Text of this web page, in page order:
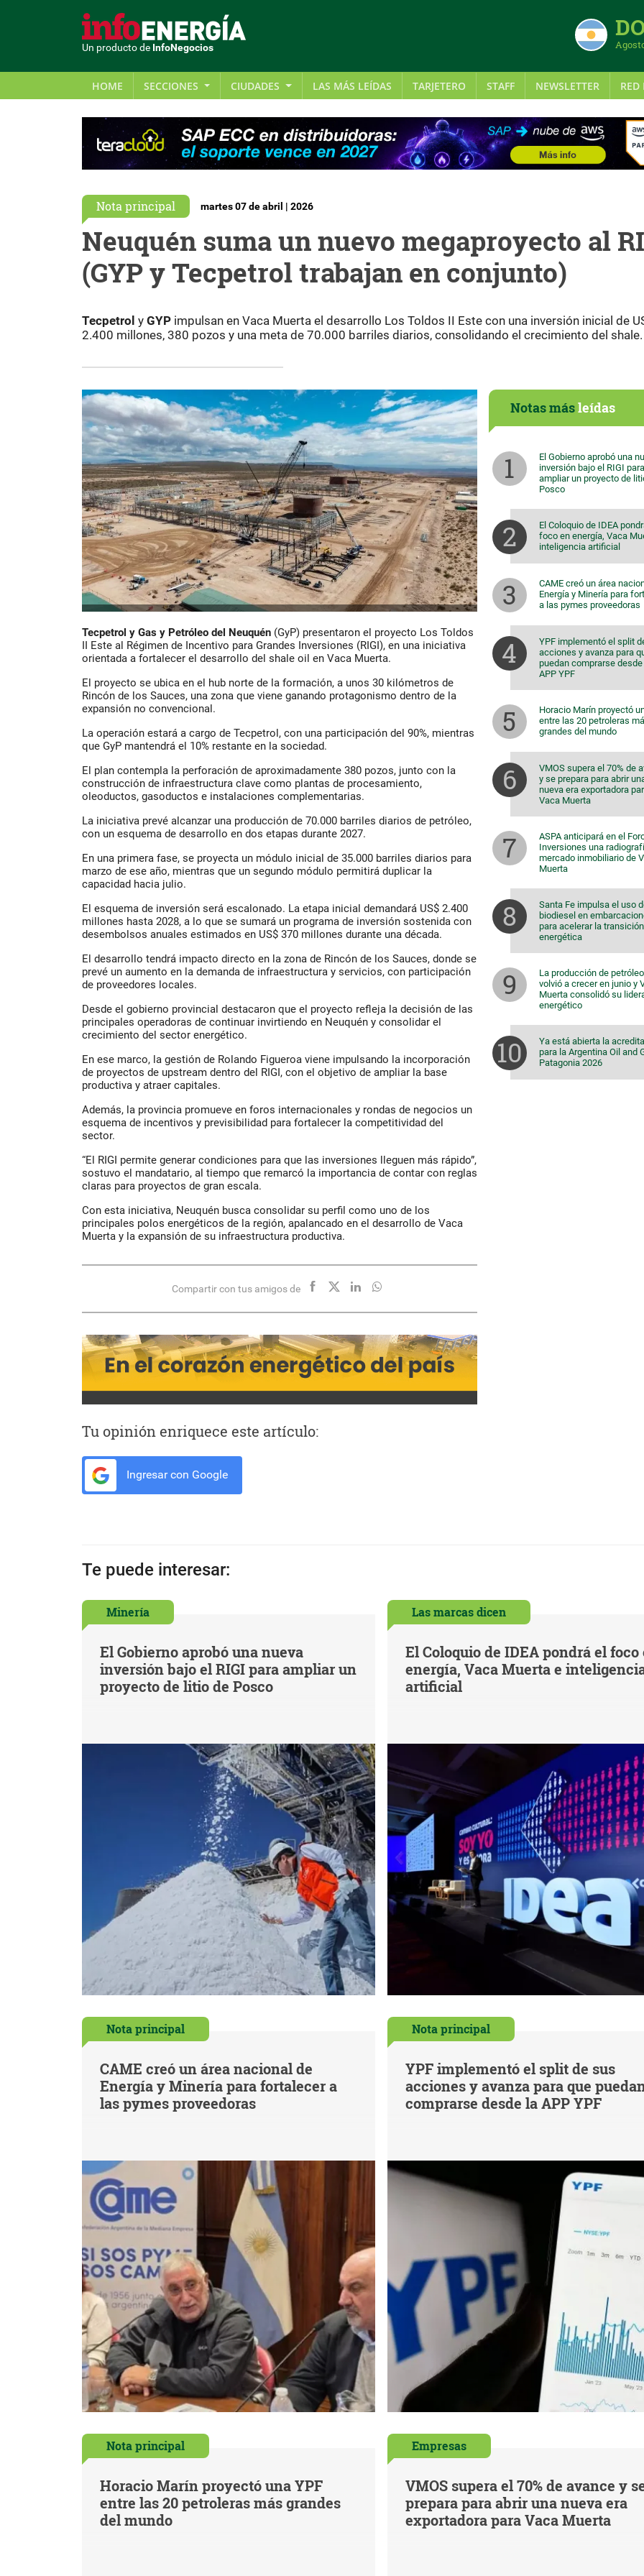
Un producto de InfoNegocios
HOME SECCIONES CIUDADES LAS MÁS LEÍDAS TARJETERO STAFF NEWSLETTER
Nota principal martes 07 de abril | 2026
Neuquén suma un nuevo megaproyecto al
(GYP y Tecpetrol trabajan en conjunto)
Tecpetrol y GYP impulsan en Vaca Muerta el desarrollo Los Toldos II Este con una inversión inicial de
2.400 millones, 380 pozos y una meta de 70.000 barriles diarios, consolidando el crecimiento del shale.
Tecpetrol y Gas y Petróleo del Neuquén (GyP) presentaron el proyecto Los Toldos
II Este al Régimen de Incentivo para Grandes Inversiones (RIGI), en una iniciativa
orientada a fortalecer el desarrollo del shale oil en Vaca Muerta.
El proyecto se ubica en el hub norte de la formación, a unos 30 kilómetros de
Rincón de los Sauces, una zona que viene ganando protagonismo dentro de la
expansión no convencional.
La operación estará a cargo de Tecpetrol, con una participación del 90%, mientras
que GyP mantendrá el 10% restante en la sociedad.
El plan contempla la perforación de aproximadamente 380 pozos, junto con la
construcción de infraestructura clave como plantas de procesamiento,
oleoductos, gasoductos e instalaciones complementarias.
La iniciativa prevé alcanzar una producción de 70.000 barriles diarios de petróleo,
con un esquema de desarrollo en dos etapas durante 2027.
En una primera fase, se proyecta un módulo inicial de 35.000 barriles diarios para
marzo de ese año, mientras que un segundo módulo permitirá duplicar la
capacidad hacia julio.
El esquema de inversión será escalonado. La etapa inicial demandará US$ 2.400
millones hasta 2028, a lo que se sumará un programa de inversión sostenida con
desembolsos anuales estimados en US$ 370 millones durante una década.
El desarrollo tendrá impacto directo en la zona de Rincón de los Sauces, donde se
prevé un aumento en la demanda de infraestructura y servicios, con participación
de proveedores locales.
Desde el gobierno provincial destacaron que el proyecto refleja la decisión de las
principales operadoras de continuar invirtiendo en Neuquén y consolidar el
crecimiento del sector energético.
En ese marco, la gestión de Rolando Figueroa viene impulsando la incorporación
de proyectos de upstream dentro del RIGI, con el objetivo de ampliar la base
productiva y atraer capitales.
Además, la provincia promueve en foros internacionales y rondas de negocios un
esquema de incentivos y previsibilidad para fortalecer la competitividad del
sector.
“El RIGI permite generar condiciones para que las inversiones lleguen más rápido”,
sostuvo el mandatario, al tiempo que remarcó la importancia de contar con reglas
claras para proyectos de gran escala.
Con esta iniciativa, Neuquén busca consolidar su perfil como uno de los
principales polos energéticos de la región, apalancado en el desarrollo de Vaca
Muerta y la expansión de su infraestructura productiva.
Compartir con tus amigos de
Tu opinión enriquece este artículo:
Ingresar con Google
Notas másleídas
El Gobierno aprobó una
inversión bajo el RIGI para
ampliar un proyecto de
Posco
El Coloquio de IDEA
foco en energía, Vaca
inteligencia artificial
CAME creó un área
Energía y Minería para
a las pymes proveedoras
YPF implementó el split
acciones y avanza para
puedan comprarse desde
APP YPF
Horacio Marín proyectó
entre las 20 petroleras
grandes del mundo
VMOS supera el 70% de
y se prepara para abrir
nueva era exportadora
Vaca Muerta
ASPA anticipará en el
Inversiones una
mercado inmobiliario de
Muerta
Santa Fe impulsa el uso
biodiesel en
para acelerar la transición
energética
La producción de
volvió a crecer en junio y
Muerta consolidó su
energético
Ya está abierta la
para la Argentina Oil and
Patagonia 2026
Te puede interesar:
Minería
El Gobierno aprobó una nueva
inversión bajo el RIGI para ampliar un
proyecto de litio de Posco
Las marcas dicen
El Coloquio de IDEA pondrá el foco
energía, Vaca Muerta e
artificial
Nota principal
CAME creó un área nacional de
Energía y Minería para fortalecer a
las pymes proveedoras
Nota principal
YPF implementó el split de sus
acciones y avanza para que
comprarse desde la APP YPF
Nota principal
Horacio Marín proyectó una YPF
entre las 20 petroleras más grandes
del mundo
Empresas
VMOS supera el 70% de avance y
prepara para abrir una nueva era
exportadora para Vaca Muerta